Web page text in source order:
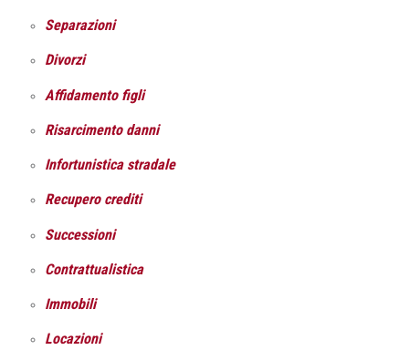
Separazioni
Divorzi
Affidamento figli
Risarcimento danni
Infortunistica stradale
Recupero crediti
Successioni
Contrattualistica
Immobili
Locazioni